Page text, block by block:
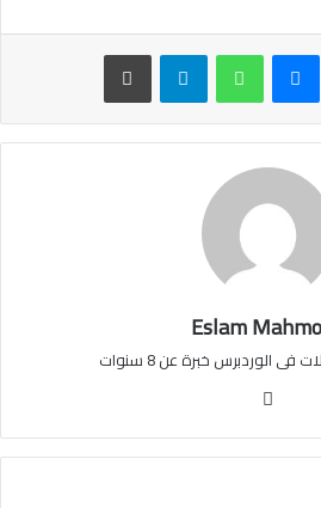
ماسنجر واتساب تيلقرام
Eslam
الوردبرس خبرة عن 8 سنوات